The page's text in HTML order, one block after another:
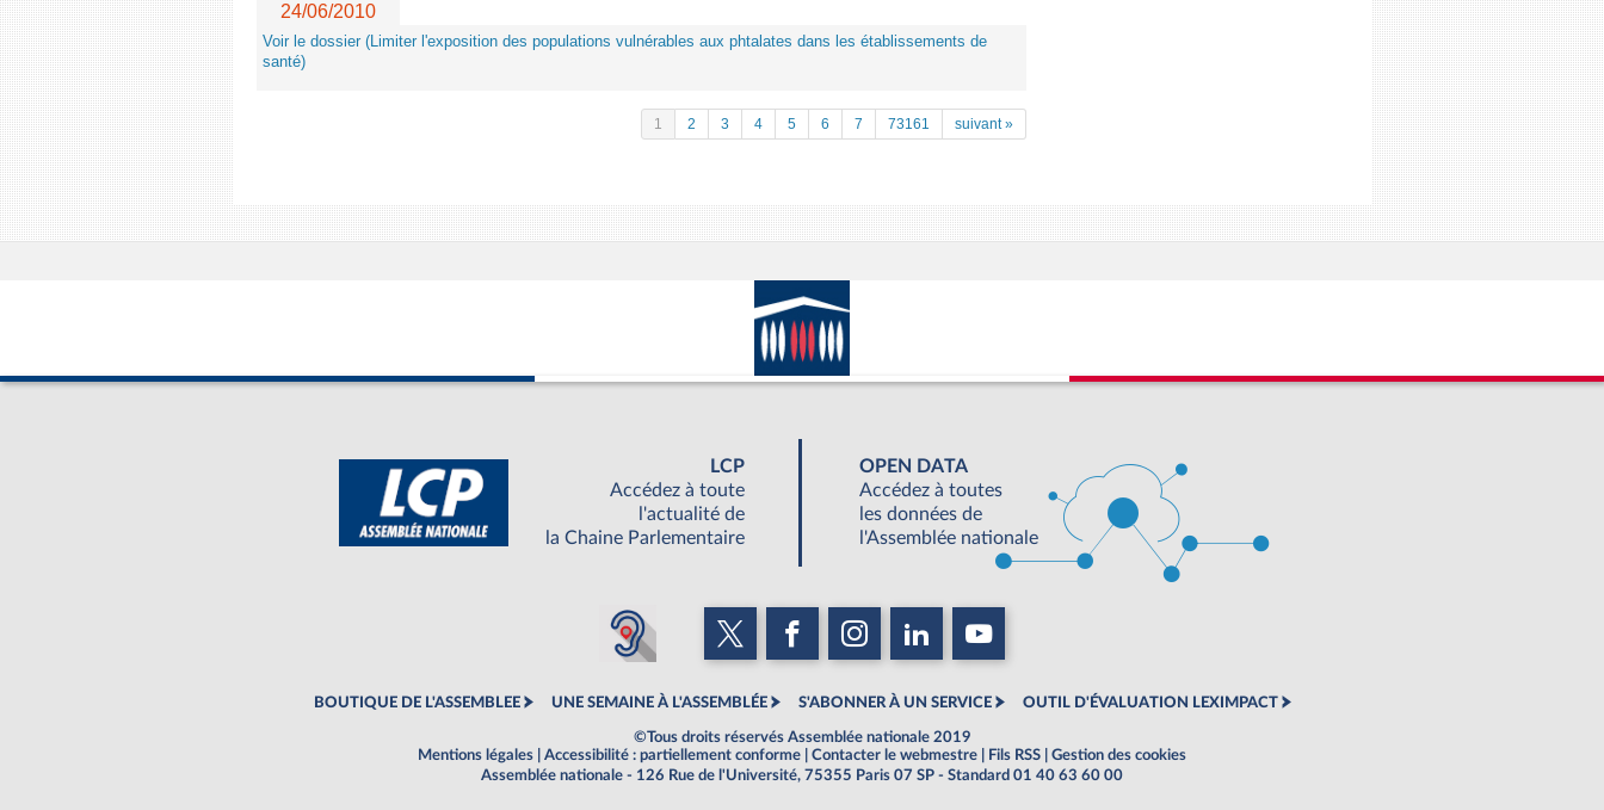
24/06/2010
Voir le dossier (Limiter l'exposition des populations vulnérables aux phtalates dans les établissements de
santé)
1 2 3 4 5 6 7 73161 suivant »
LCP
Accédez à toute
l'actualité de
la Chaine Parlementaire
OPEN DATA
Accédez à toutes
les données de
l'Assemblée nationale
BOUTIQUE DE L'ASSEMBLEE UNE SEMAINE À L'ASSEMBLÉE S'ABONNER À UN SERVICE OUTIL D'ÉVALUATION LEXIMPACT
©Tous droits réservés Assemblée nationale 2019
Mentions légales
Accessibilité : partiellement conforme Contacter le webmestre Fils RSS
Gestion des cookies
Assemblée nationale - 126 Rue de l'Université, 75355 Paris 07 SP - Standard 01 40 63 60 00